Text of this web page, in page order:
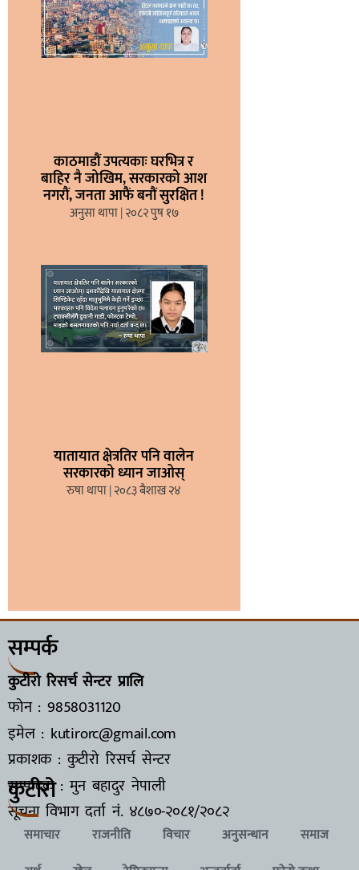
काठमाडौं उपत्यकाः घरभित्र र
बाहिर नै जोखिम, सरकारको आश
नगरौं, जनता आफैं बनौं सुरक्षित !
अनुसा थापा २०८२ पुष १७
यातायात क्षेत्रतिर पनि वालेन
सरकारको ध्यान जाओस्
रुषा थापा २०८३ बैशाख २४
सम्पर्क
कुटीरो रिसर्च सेन्टर प्रालि
फोन : 9858031120
इमेल : kutirorc@gmail.com
प्रकाशक : कुटीरो रिसर्च सेन्टर
सम्पादक : मुन बहादुर नेपाली
सूचना विभाग दर्ता नं. ४८७०-२०८१/२०८२
कुटीरो
समाचार राजनीति विचार अनुसन्धान
समाज